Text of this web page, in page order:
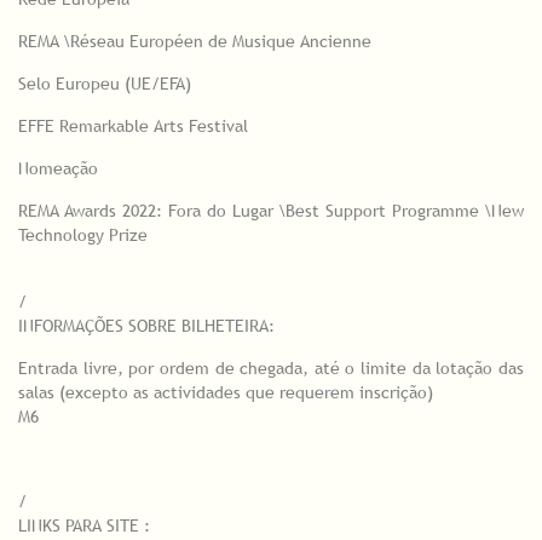
REMA \Réseau Européen de Musique Ancienne
Selo Europeu (UE/EFA)
EFFE Remarkable Arts Festival
Nomeação
REMA Awards 2022: Fora do Lugar \Best Support Programme \New
Technology Prize
/
INFORMAÇÕES SOBRE BILHETEIRA:
Entrada livre, por ordem de chegada, até o limite da lotação das
salas (excepto as actividades que requerem inscrição)
M6
/
LINKS PARA SITE :